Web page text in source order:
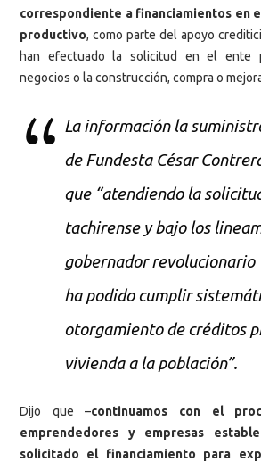
correspondiente a financiamientos en
productivo, como parte del apoyo
han efectuado la solicitud en el ente
negocios o la construcción, compra o
La información la
de Fundesta César
que “atendiendo la
tachirense y bajo los
gobernador revolucionario
ha podido cumplir
otorgamiento de créditos
vivienda a la población”.
Dijo que –continuamos con el
emprendedores y empresas
solicitado el financiamiento para